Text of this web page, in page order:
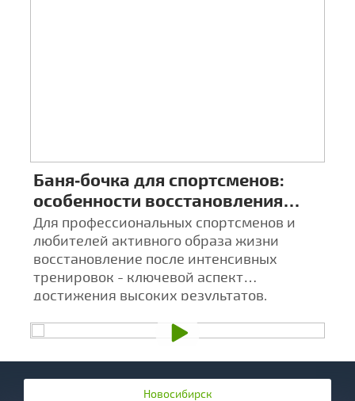
Баня‑бочка для спортсменов:
особенности восстановления
после тренировок
Для профессиональных спортсменов и
любителей активного образа жизни
восстановление после интенсивных
тренировок - ключевой аспект
достижения высоких результатов.
Новосибирск